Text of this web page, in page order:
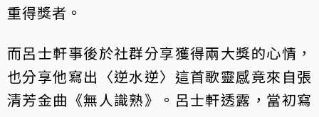
重得獎者。
而呂士軒事後於社群分享獲得兩大獎的心情，
也分享他寫出〈逆水逆〉這首歌靈感竟來自張
清芳金曲《無人識熟》。呂士軒透露，當初寫